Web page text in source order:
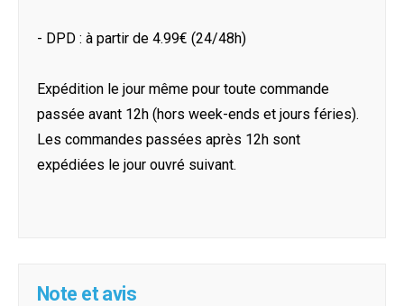
- DPD : à partir de 4.99€ (24/48h)
Expédition le jour même pour toute commande
passée avant 12h (hors week-ends et jours féries).
Les commandes passées après 12h sont
expédiées le jour ouvré suivant.
Note et avis